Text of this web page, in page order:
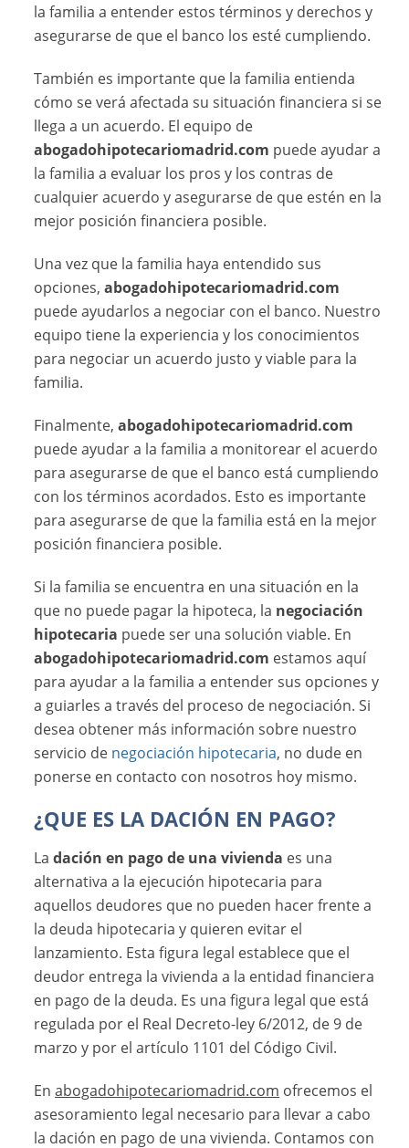
la familia a entender estos términos y derechos y
asegurarse de que el banco los esté cumpliendo.
También es importante que la familia entienda
cómo se verá afectada su situación financiera si se
llega a un acuerdo. El equipo de
abogadohipotecariomadrid.com puede ayudar a
la familia a evaluar los pros y los contras de
cualquier acuerdo y asegurarse de que estén en la
mejor posición financiera posible.
Una vez que la familia haya entendido sus
opciones,abogadohipotecariomadrid.com
puede ayudarlos a negociar con el banco. Nuestro
equipo tiene la experiencia y los conocimientos
para negociar un acuerdo justo y viable para la
familia.
Finalmente,abogadohipotecariomadrid.com
puede ayudar a la familia a monitorear el acuerdo
para asegurarse de que el banco está cumpliendo
con los términos acordados. Esto es importante
para asegurarse de que la familia está en la mejor
posición financiera posible.
Si la familia se encuentra en una situación en la
que no puede pagar la hipoteca, la negociación
hipotecaria puede ser una solución viable. En
abogadohipotecariomadrid.com estamos aquí
para ayudar a la familia a entender sus opciones y
a guiarles a través del proceso de negociación. Si
desea obtener más información sobre nuestro
servicio de negociación hipotecaria, no dude en
ponerse en contacto con nosotros hoy mismo.
¿QUE ES LA DACIÓN EN PAGO?
Ladación en pago de una vivienda es una
alternativa a la ejecución hipotecaria para
aquellos deudores que no pueden hacer frente a
la deuda hipotecaria y quieren evitar el
lanzamiento. Esta figura legal establece que el
deudor entrega la vivienda a la entidad financiera
en pago de la deuda. Es una figura legal que está
regulada por el Real Decreto-ley 6/2012, de 9 de
marzo y por el artículo 1101 del Código Civil.
Enabogadohipotecariomadrid.com ofrecemos el
asesoramiento legal necesario para llevar a cabo
la dación en pago de una vivienda. Contamos con